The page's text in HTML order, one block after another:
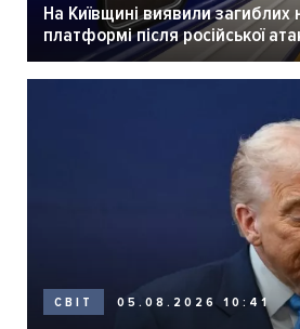
На Київщині виявили загиблих
платформі після російської
СВІТ 05.08.2026 10:41